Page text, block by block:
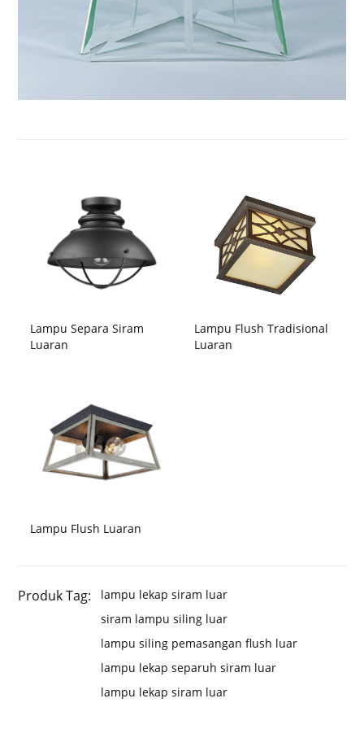
Lampu Separa Siram
Luaran
Lampu Flush Tradisional
Luaran
Lampu Flush Luaran
Produk Tag:
lampu lekap siram luar
siram lampu siling luar
lampu siling pemasangan flush luar
lampu lekap separuh siram luar
lampu lekap siram luar